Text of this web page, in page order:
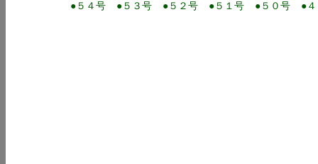
●５４号
●５３号 ●５２号 ●５１号 ●５０号 ●